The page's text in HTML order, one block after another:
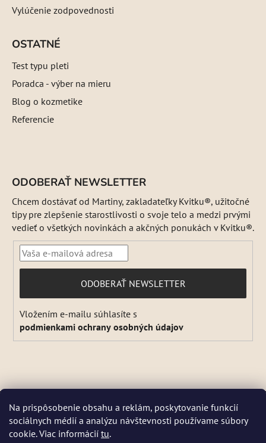
Na prispôsobenie obsahu a reklám, poskytovanie funkcií
sociálnych médií a analýzu návštevnosti používame súbory
cookie. Viac informácií tu.
DŇA 5 a 6 AUGUSTA NEBUDEME ODOSIELAŤ ŽIADNE ZÁSIELKY. ☀️
Letná prevádzka: Počas horúcich dní chránime kvalitu našich výrobkov,
Vylúčenie zodpovednosti
OSTATNÉ
Test typu pleti
Poradca - výber na mieru
Blog o kozmetike
Referencie
ODOBERAŤ NEWSLETTER
Chcem dostávať od Martiny, zakladateľky Kvitku®, užitočné
tipy pre zlepšenie starostlivosti o svoje telo a medzi prvými
vedieť o všetkých novinkách a akčných ponukách v Kvitku®.
PRIHLÁSIŤ
SA
ODOBERAŤ NEWSLETTER
Vložením e-mailu súhlasíte s
podmienkami ochrany osobných údajov
Vytvoril Shoptet
Copyright 2026 Kvitok. Všetky práva vyhradené.Upraviť
nastavenie cookies